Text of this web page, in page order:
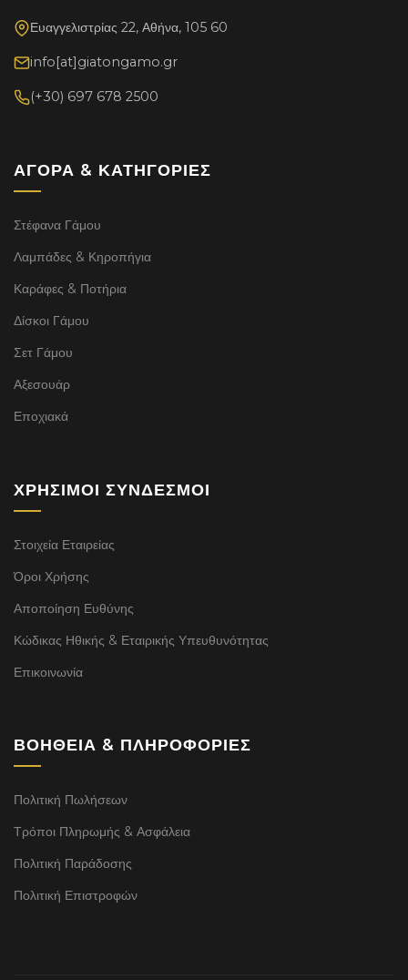
Ευαγγελιστρίας 22, Αθήνα, 105 60
info[at]giatongamo.gr
(+30) 697 678 2500
ΑΓΟΡΆ & ΚΑΤΗΓΟΡΊΕΣ
Στέφανα Γάμου
Λαμπάδες & Κηροπήγια
Καράφες & Ποτήρια
Δίσκοι Γάμου
Σετ Γάμου
Αξεσουάρ
Εποχιακά
ΧΡΉΣΙΜΟΙ ΣΎΝΔΕΣΜΟΙ
Στοιχεία Εταιρείας
Όροι Χρήσης
Αποποίηση Ευθύνης
Κώδικας Ηθικής & Εταιρικής Υπευθυνότητας
Επικοινωνία
ΒΟΉΘΕΙΑ & ΠΛΗΡΟΦΟΡΊΕΣ
Πολιτική Πωλήσεων
Τρόποι Πληρωμής & Ασφάλεια
Πολιτική Παράδοσης
Πολιτική Επιστροφών